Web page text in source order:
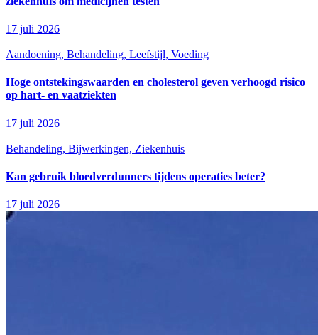
17 juli 2026
Aandoening, Behandeling, Leefstijl, Voeding
Hoge ontstekingswaarden en cholesterol geven verhoogd risico
op hart- en vaatziekten
17 juli 2026
Behandeling, Bijwerkingen, Ziekenhuis
Kan gebruik bloedverdunners tijdens operaties beter?
17 juli 2026